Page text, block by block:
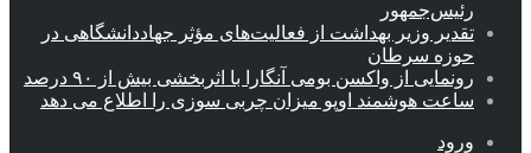
رئیس‌جمهور
تقدیر وزیر بهداشت از فعالیت‌های مؤثر جهاددانشگاهی در
حوزه سرطان
رونمایی از واکسن بومی آنگارا با اثربخشی بیش از ۹۰ درصد
ساعت هوشمند اوپو میزان چربی سوزی را اطلاع می دهد
ورود